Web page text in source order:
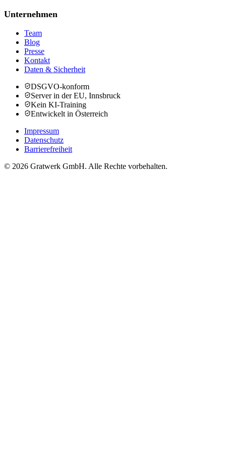
Unternehmen
Team
Blog
Presse
Kontakt
Daten & Sicherheit
DSGVO-konform
Server in der EU, Innsbruck
Kein KI-Training
Entwickelt in Österreich
Impressum
Datenschutz
Barrierefreiheit
© 2026 Gratwerk GmbH. Alle Rechte vorbehalten.